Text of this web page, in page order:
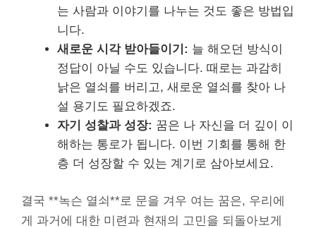
는 사람과 이야기를 나누는 것도 좋은 방법입
니다.
새로운 시각 받아들이기: 늘 해오던 방식이
정답이 아닐 수도 있습니다. 때로는 과감히
낡은 열쇠를 버리고, 새로운 열쇠를 찾아 나
설 용기도 필요하겠죠.
자기 성찰과 성장: 꿈은 나 자신을 더 깊이 이
해하는 통로가 됩니다. 이번 기회를 통해 한
층 더 성장할 수 있는 계기로 삼아보세요.
결국 **녹슨 열쇠**로 문을 겨우 여는 꿈은, 우리에
게 과거에 대한 미련과 현재의 고민을 되돌아보게